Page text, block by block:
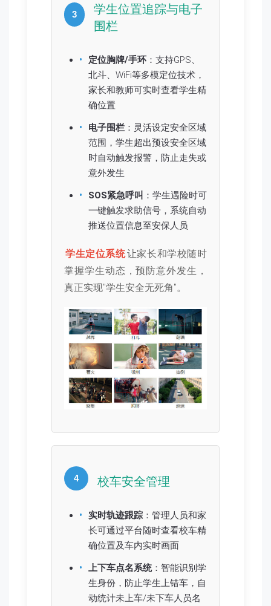
3
学生位置追踪与电子
围栏
定位胸牌/手环：支持GPS、
北斗、WiFi等多模定位技术，
家长和教师可实时查看学生精
确位置
电子围栏：灵活设定安全区域
范围，学生超出预设安全区域
时自动触发报警，防止走失或
意外发生
SOS紧急呼叫 ：学生遇险时可
一键触发求助信号，系统自动
推送位置信息至安保人员
学生定位系统让家长和学校随时
掌握学生动态，预防意外发生，
真正实现"学生安全无死角"。
4 校车安全管理
实时轨迹跟踪：管理人员和家
长可通过平台随时查看校车精
确位置及车内实时画面
上下车点名系统：智能识别学
生身份，防止学生上错车，自
动统计未上车/未下车人员名